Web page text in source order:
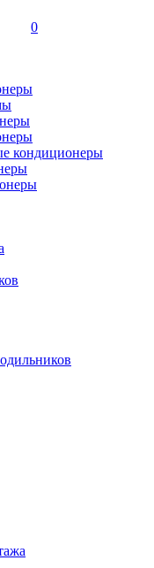
0
кондиционеры